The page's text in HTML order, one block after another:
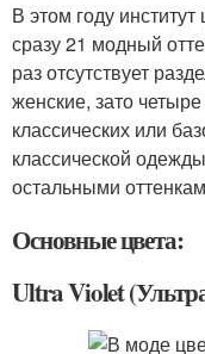
В этом году
сразу 21 модный
раз отсутствует
женские, зато
классических или
классической
остальными
Основные цвета:
Ultra Violet